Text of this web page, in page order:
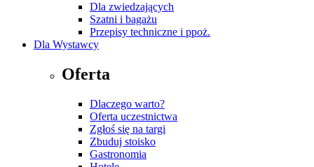
Dla zwiedzających
Szatni i bagażu
Przepisy techniczne i ppoż.
Dla Wystawcy
Oferta
Dlaczego warto?
Oferta uczestnictwa
Zgłoś się na targi
Zbuduj stoisko
Gastronomia